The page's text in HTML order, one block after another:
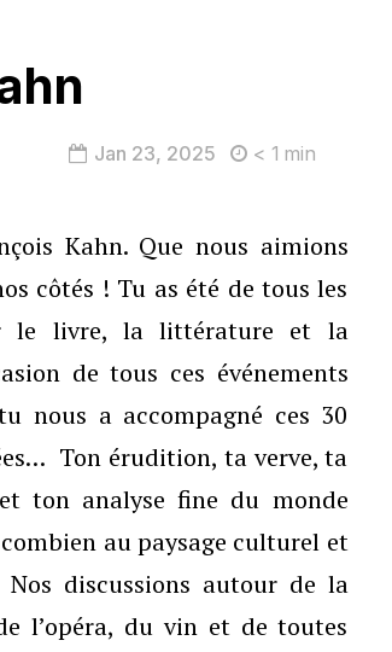
Jan 23, 2025 < 1 min
Kahn. Que nous aimions
côtés ! Tu as été de tous les
le livre, la littérature et la
de tous ces événements
nous a accompagné ces 30
Ton érudition, ta verve, ta
ton analyse fine du monde
au paysage culturel et
Nos discussions autour de la
l’opéra, du vin et de toutes